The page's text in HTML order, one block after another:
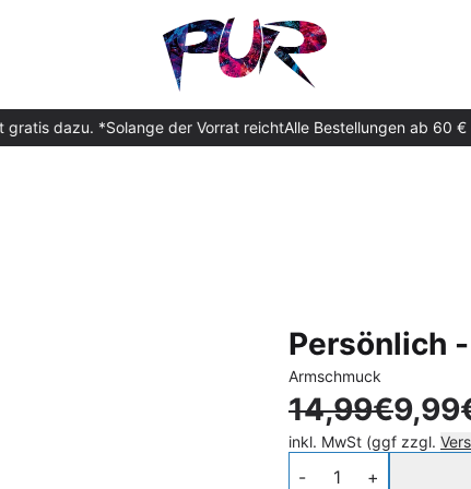
dazu. *Solange der Vorrat reichtAlle Bestellungen ab 60 €
Persönlich
Armschmuck
14,99€
inkl. MwSt (ggf zzgl.
- +